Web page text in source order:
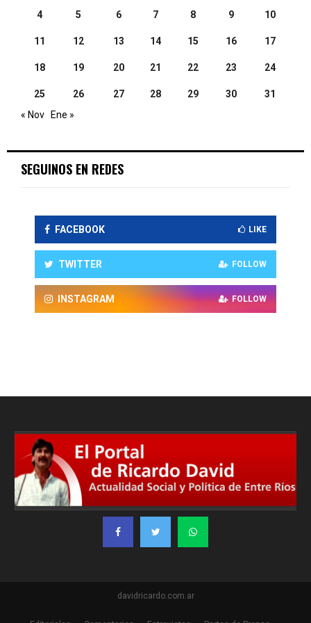
4 5 6 7 8 9 10
11 12 13 14 15 16 17
18 19 20 21 22 23 24
25 26 27 28 29 30
31
« Nov
Ene »
SEGUINOS EN REDES
FACEBOOK LIKE
TWITTER FOLLOW
INSTAGRAM FOLLOW
davidricardo.com.ar